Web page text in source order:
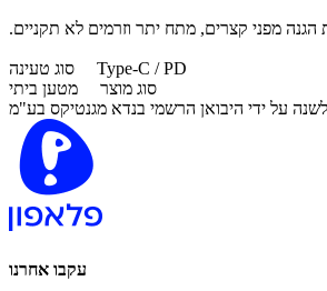
הגנה מפני קצרים, מתח יתר וזרמים לא תקניים.
סוג טעינה Type-C / PD
סוג מוצר מטען ביתי
על ידי היבואן הרשמי בנדא מגנטיקס בע"מ
עקבו אחרנו